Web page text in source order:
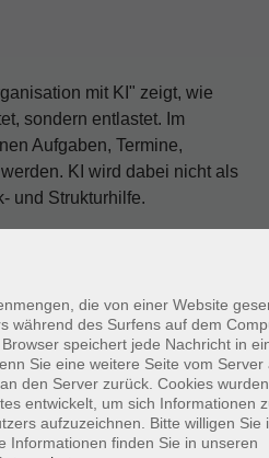
mit KI" zeigt, wie
sondern entlastet. Im
Aufgaben, Termine,
KI wird dabei nicht als
und Strukturhilfe.
mit KI sinnvoll ergänzt
bis hin zu
zu reduzieren, Klarheit zu
- ohne
die von einer Website
während des Surfens auf dem
speichert jede Nachricht in
Sie eine weitere Seite vom
den Server zurück. Cookies
entwickelt, um sich Informationen
aufzuzeichnen. Bitte willigen Sie
Informationen finden Sie in unseren